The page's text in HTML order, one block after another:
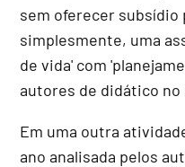
sem oferecer subsídio
simplesmente, uma
de vida' com
autores de didático
Em uma outra
ano analisada pelos